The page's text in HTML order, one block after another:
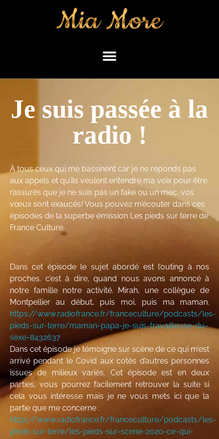
Je suis passée à la
radio !
À tous ceux qui me bassinent car je ne réponds pas
aux appels et qu’ils veulent entendre ma voix pour être
rassurés que je ne suis pas un fake ou un mec, vos
vœux sont exaucés! Vous pouvez m’écouter dans ces
épisodes de la superbe émission Les pieds sur terre de
France Culture.
Dans cet épisode le sujet abordé est l’outing à nos
proches. c’est à dire, quand nous avons annoncé à
notre famille notre activité. Mirah, une collègue de
Montpellier au début, puis moi, puis ma maman.
https://www.radiofrance.fr/franceculture/podcasts/les-
pieds-sur-terre/maman-papa-je-suis-travailleuse-du-
sexe-8432637
Dans cet épisode je témoigne sur scène de ce qui m’est
arrivé pendant le Covid aux cotés d’autres personnes
issues de milieux variés. Cet épisode est en deux
parties, vous pourrez facilement retrouver la suite si
cela vous intéresse mais je ne vous mets ici que la
partie que me concerne :
https://www.radiofrance.fr/franceculture/podcasts/les-
pieds-sur-terre/les-pieds-sur-scene-2020-ce-qui-